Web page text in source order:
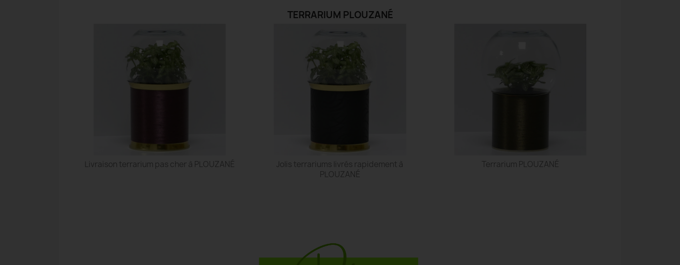
TERRARIUM PLOUZANÉ
Livraison terrarium pas cher à PLOUZANÉ
Jolis terrariums livrés rapidement à
PLOUZANÉ
Terrarium PLOUZANÉ